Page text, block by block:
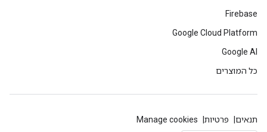
Firebase
Google Cloud Platform
Google AI
כל המוצרים
תנאים פרטיות Manage cookies